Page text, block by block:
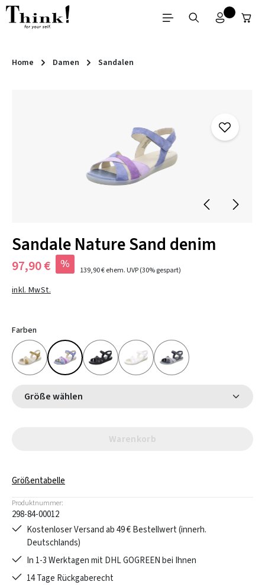
Zum Hauptinhalt springen
Home Damen Sandalen
Sandale Nature Sand denim
97,90 € % 139,90 €ehem. UVP(30% gespart)
inkl. MwSt.
Farben
Größe wählen
Warenkorb
Größentabelle
Produktnummer:
298-84-00012
Kostenloser Versand ab 49 € Bestellwert (innerh.
Deutschlands)
In 1-3 Werktagen mit DHL GOGREEN bei Ihnen
14 Tage Rückgaberecht